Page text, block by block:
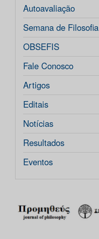
Autoavaliação
Semana de Filosofia
OBSEFIS
Fale Conosco
Artigos
Editais
Notícias
Resultados
Eventos